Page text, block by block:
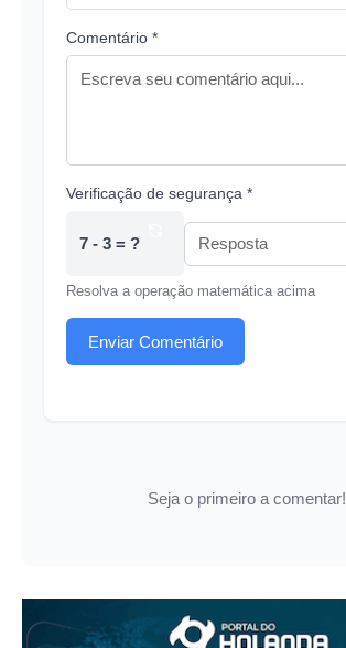
Comentário *
Verificação de segurança *
7 - 3 = ?
Resolva a operação matemática acima
Enviar Comentário
Seja o primeiro a comentar!